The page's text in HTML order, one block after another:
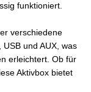
funktioniert.
verschiedene
und AUX, was
erleichtert. Ob für
Aktivbox bietet